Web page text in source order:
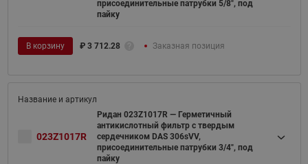
присоединительные патрубки 5/8", под
пайку
В корзину ₽ 3 712.28 Заказная позиция
023Z1017R
Ридан 023Z1017R — Герметичный
антикислотный фильтр с твердым
сердечником DAS 306sVV,
присоединительные патрубки 3/4", под
пайку